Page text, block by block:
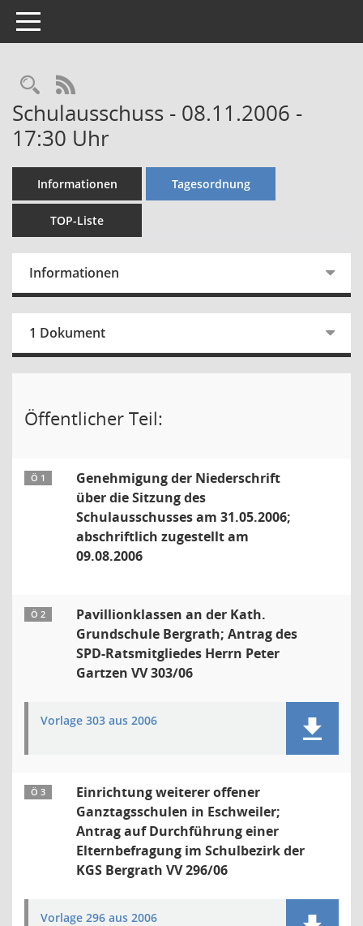
Toggle navigation
Rechercheauswahl
RSS-Feed
Schulausschuss - 08.11.2006 -
17:30 Uhr
Informationen Tagesordnung
TOP-Liste
Informationen
1 Dokument
Öffentlicher Teil:
Ö 1
Genehmigung der Niederschrift
über die Sitzung des
Schulausschusses am 31.05.2006;
abschriftlich zugestellt am
09.08.2006
Ö 2
Pavillionklassen an der Kath.
Grundschule Bergrath; Antrag des
SPD-Ratsmitgliedes Herrn Peter
Gartzen VV 303/06
Vorlage 303 aus 2006
Ö 3
Einrichtung weiterer offener
Ganztagsschulen in Eschweiler;
Antrag auf Durchführung einer
Elternbefragung im Schulbezirk der
KGS Bergrath VV 296/06
Vorlage 296 aus 2006